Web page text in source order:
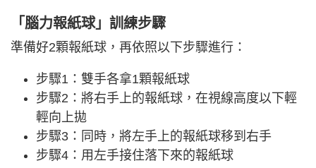
「腦力報紙球」訓練步驟
準備好2顆報紙球，再依照以下步驟進行：
步驟1：雙手各拿1顆報紙球
步驟2：將右手上的報紙球，在視線高度以下輕
輕向上拋
步驟3：同時，將左手上的報紙球移到右手
步驟4：用左手接住落下來的報紙球